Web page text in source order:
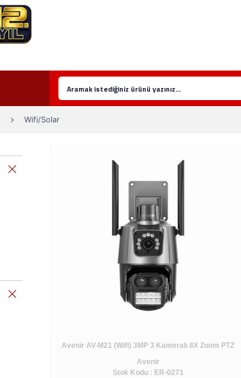
Wifi/Solar
Avenir AV-M21 (Wifi) 3MP 3 Kameralı 8X Zoom PTZ
Avenir
Stok Kodu : ER-0271